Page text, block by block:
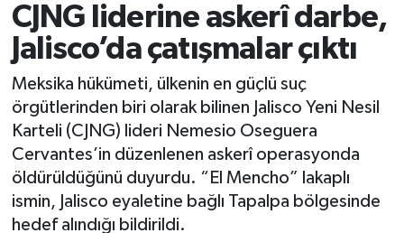
CJNG liderine askerî darbe,
Jalisco’da çatışmalar çıktı
Meksika hükümeti, ülkenin en güçlü suç
örgütlerinden biri olarak bilinen Jalisco Yeni Nesil
Karteli (CJNG) lideri Nemesio Oseguera
Cervantes’in düzenlenen askerî operasyonda
öldürüldüğünü duyurdu. “El Mencho” lakaplı
ismin, Jalisco eyaletine bağlı Tapalpa bölgesinde
hedef alındığı bildirildi.
SAĞLIK
SPOR
TEKNOLOJİ
Tüm Manşetler
Son Dakika Haberleri
Haber Arşivi